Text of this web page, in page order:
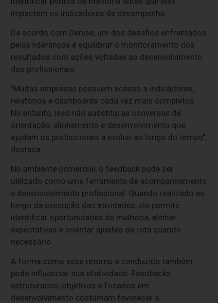
impactem os indicadores de desempenho.
De acordo com Denise, um dos desafios enfrentados
pelas lideranças é equilibrar o monitoramento dos
resultados com ações voltadas ao desenvolvimento
dos profissionais.
"Muitas empresas possuem acesso a indicadores,
relatórios e dashboards cada vez mais completos.
No entanto, isso não substitui as conversas de
orientação, alinhamento e desenvolvimento que
ajudam os profissionais a evoluir ao longo do tempo",
destaca.
No ambiente comercial, o feedback pode ser
utilizado como uma ferramenta de acompanhamento
e desenvolvimento profissional. Quando realizado ao
longo da execução das atividades, ele permite
identificar oportunidades de melhoria, alinhar
expectativas e orientar ajustes de rota quando
necessário.
A forma como esse retorno é conduzido também
pode influenciar sua efetividade. Feedbacks
estruturados, objetivos e focados em
desenvolvimento costumam favorecer a